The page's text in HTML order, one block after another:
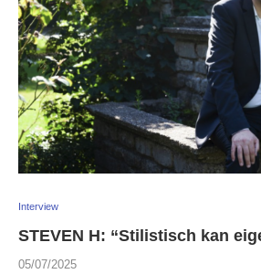
Interview
STEVEN H: “Stilistisch kan
05/07/2025